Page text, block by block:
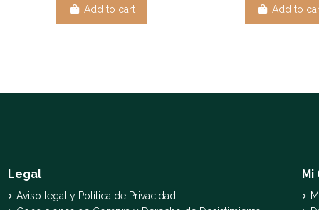
Add to cart Add to
Legal
Aviso legal y Política de Privacidad
Mi